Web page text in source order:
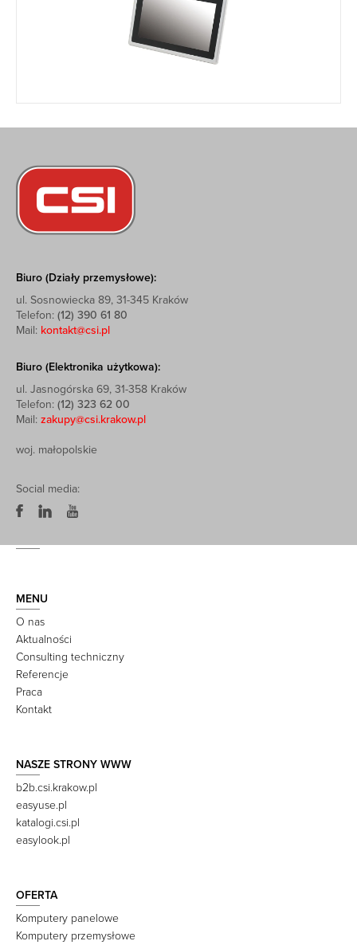
Biuro (Działy przemysłowe):
ul. Sosnowiecka 89, 31-345 Kraków
Telefon: (12) 390 61 80
Mail: kontakt@csi.pl
Biuro (Elektronika użytkowa):
ul. Jasnogórska 69, 31-358 Kraków
Telefon: (12) 323 62 00
Mail: zakupy@csi.krakow.pl
woj. małopolskie
Social media:
MENU
O nas
Aktualności
Consulting techniczny
Referencje
Praca
Kontakt
NASZE STRONY WWW
b2b.csi.krakow.pl
easyuse.pl
katalogi.csi.pl
easylook.pl
OFERTA
Komputery panelowe
Komputery przemysłowe